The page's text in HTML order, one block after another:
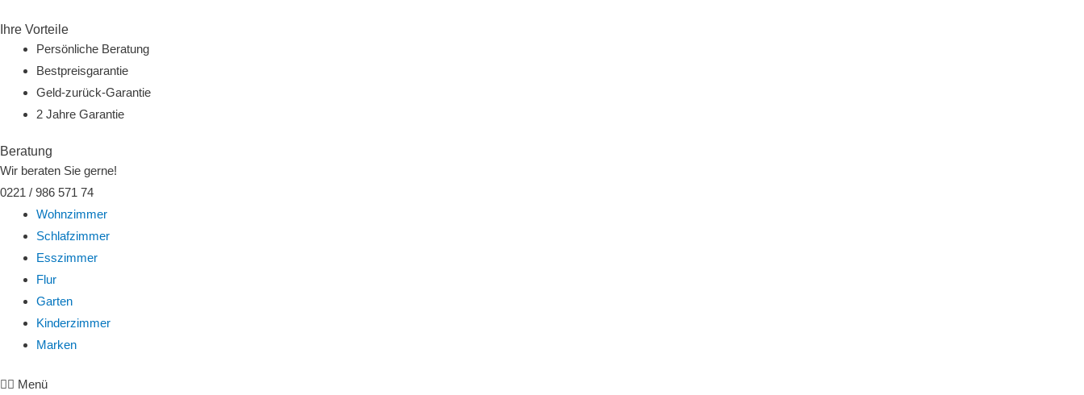
Inhalt
springen
Ihre Vorteile
Persönliche Beratung
Bestpreisgarantie
Geld-zurück-Garantie
2 Jahre Garantie
Beratung
Wir beraten Sie gerne!
0221 / 986 571 74
Wohnzimmer
Schlafzimmer
Esszimmer
Flur
Garten
Kinderzimmer
Marken
Menü